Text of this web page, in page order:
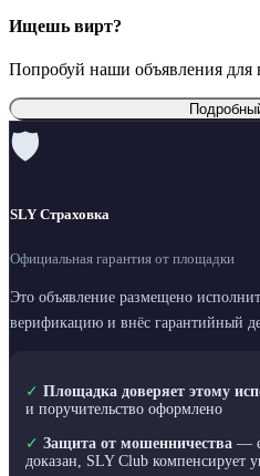
Ищешь вирт?
Попробуй наши объявления для
🛡
SLY Страховка
Официальная гарантия от площадки
Это объявление размещено
верификацию и внёс гарантийный
✓ Площадка доверяет этому
и поручительство оформлено
✓ Защита от мошенничества —
доказан, SLY Club компенсирует